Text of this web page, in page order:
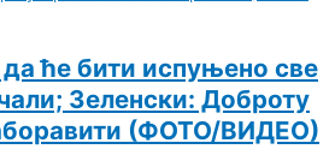
ће бити испуњено све
Зеленски: Доброту
(ФОТО/ВИДЕО)